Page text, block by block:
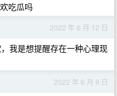
吃瓜吗
2022 年 6 月 12 日
我是想提醒存在一种心理现
2022 年 6 月 9 日